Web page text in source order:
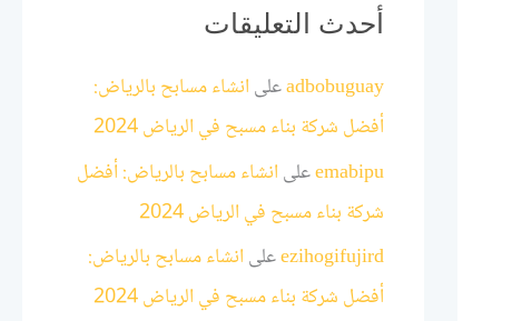
أحدث التعليقات
adbobuguayعلى انشاء مسابح بالرياض:
أفضل شركة بناء مسبح في الرياض 2024
emabipuعلى انشاء مسابح بالرياض: أفضل
شركة بناء مسبح في الرياض 2024
ezihogifujirdعلى انشاء مسابح بالرياض:
أفضل شركة بناء مسبح في الرياض 2024